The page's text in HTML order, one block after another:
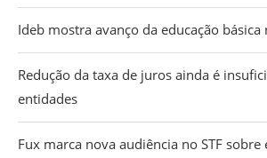
Ideb mostra avanço da educação básica
Redução da taxa de juros ainda é
entidades
Fux marca nova audiência no STF